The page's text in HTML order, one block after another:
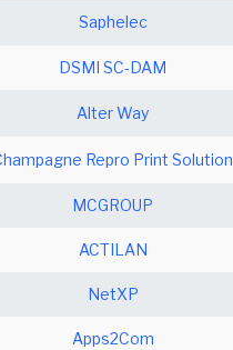
Saphelec
DSMI SC-DAM
Alter Way
Repro Print Solution
MCGROUP
ACTILAN
NetXP
Apps2Com